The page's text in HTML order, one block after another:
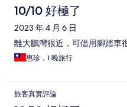
10/10 好極了
2023 年 4 月 6 日
離大鵬灣很近，可借用腳踏車
惠珍，1 晚旅行
旅客真實評論